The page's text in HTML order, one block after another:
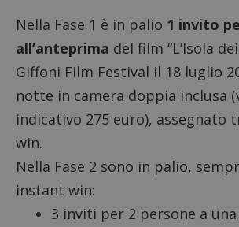
Nella Fase 1 è in palio 1 invito
all’anteprima del film “L’Isola
Giffoni Film Festival il 18 luglio
notte in camera doppia inclusa
indicativo 275 euro), assegnato
win.
Nella Fase 2 sono in palio,
instant win:
3 inviti per 2 persone a